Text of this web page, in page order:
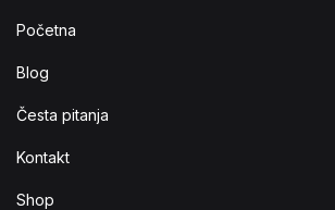
Početna
Blog
Česta pitanja
Kontakt
Shop